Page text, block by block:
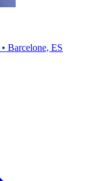
• Barcelone, ES